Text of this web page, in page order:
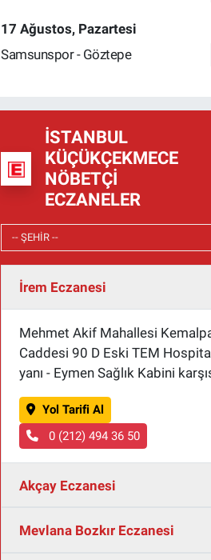
17 Ağustos, Pazartesi
Samsunspor - Göztepe
İSTANBUL
KÜÇÜKÇEKMECE
NÖBETÇI
ECZANELER
İrem Eczanesi
Mehmet Akif Mahallesi
Caddesi 90 D Eski TEM
yanı - Eymen Sağlık Kabini
Yol Tarifi Al
0 (212) 494 36 50
Akçay Eczanesi
Mevlana Bozkır Eczanesi